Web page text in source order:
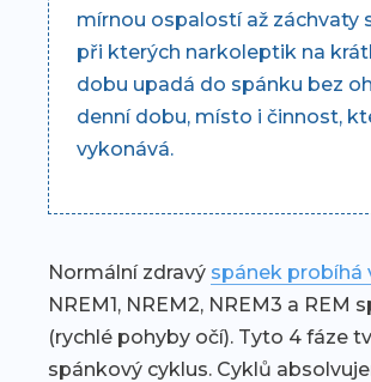
mírnou ospalostí až záchvaty
při kterých narkoleptik na
dobu upadá do spánku bez
denní dobu, místo i činnost,
vykonává.
Normální zdravý spánek probíhá
NREM1, NREM2, NREM3 a REM
(rychlé pohyby očí). Tyto 4 fáze
spánkový cyklus. Cyklů